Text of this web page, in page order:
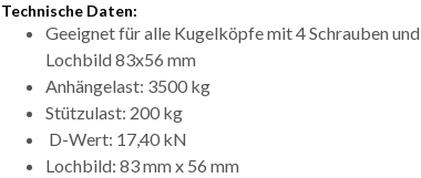
Technische Daten:
Geeignet für alle Kugelköpfe mit 4 Schrauben und
Lochbild 83x56 mm
Anhängelast: 3500 kg
Stützulast: 200 kg
D-Wert: 17,40 kN
Lochbild: 83 mm x 56 mm